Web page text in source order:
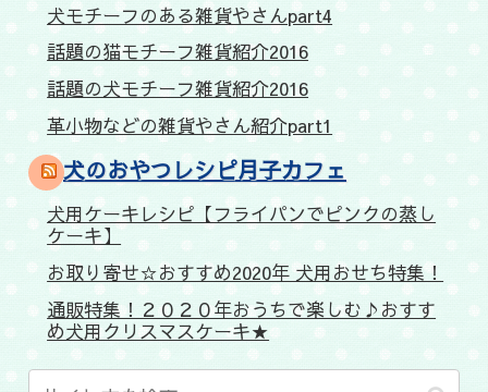
犬モチーフのある雑貨やさんpart4
話題の猫モチーフ雑貨紹介2016
話題の犬モチーフ雑貨紹介2016
革小物などの雑貨やさん紹介part1
犬のおやつレシピ月子カフェ
犬用ケーキレシピ【フライパンでピンクの蒸し
ケーキ】
お取り寄せ☆おすすめ2020年 犬用おせち特集！
通販特集！２０２０年おうちで楽しむ♪おすす
め犬用クリスマスケーキ★